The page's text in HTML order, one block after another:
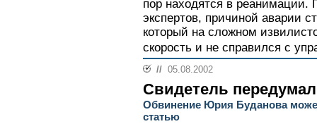
пор находятся в
экспертов, причиной аварии
который на сложном
скорость и не справился с
// 05.08.2002
Свидетель передумал
Обвинение Юрия Буданова
статью